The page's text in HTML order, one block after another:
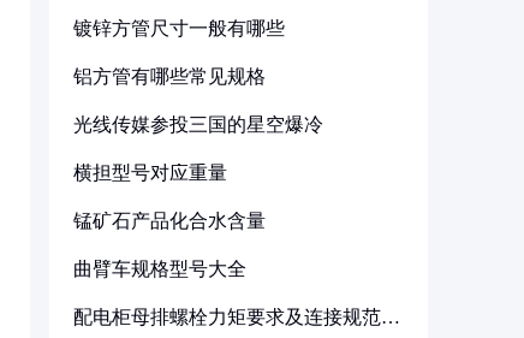
镀锌方管尺寸一般有哪些
铝方管有哪些常见规格
光线传媒参投三国的星空爆冷
横担型号对应重量
锰矿石产品化合水含量
曲臂车规格型号大全
配电柜母排螺栓力矩要求及连接规范详